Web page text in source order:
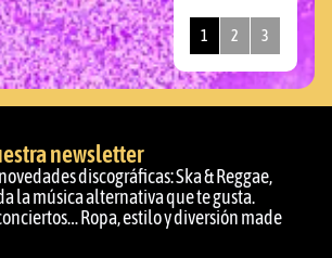
1 2 3
newsletter
discográficas: Ska & Reggae,
la música alternativa que te gusta.
Ropa, estilo y diversión made